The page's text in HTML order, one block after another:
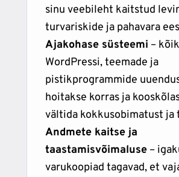
sinu veebileht kaitstud
turvariskide ja pahavara
Ajakohase süsteemi – kõik
WordPressi, teemade ja
pistikprogrammide
hoitakse korras ja
vältida kokkusobimatust ja
Andmete kaitse ja
taastamisvõimaluse –
varukoopiad tagavad, et